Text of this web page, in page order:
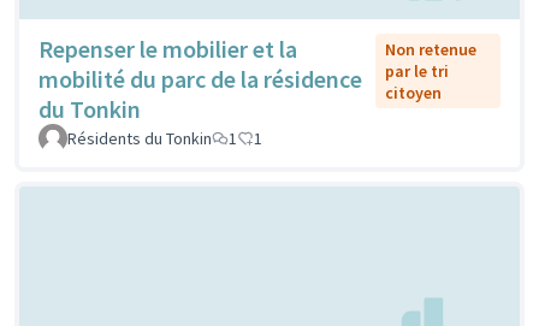
Repenser le mobilier et la
mobilité du parc de la résidence
du Tonkin
Non retenue
par le tri
citoyen
Résidents du Tonkin 1 1